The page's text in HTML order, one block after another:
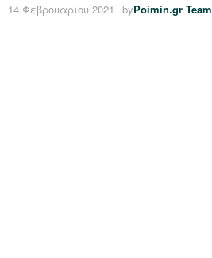
14 Φεβρουαρίου 2021
byPoimin.gr Team